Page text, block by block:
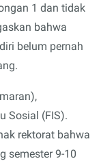
1 dan tidak
bahwa
belum pernah
Sosial (FIS).
rektorat bahwa
semester 9-10